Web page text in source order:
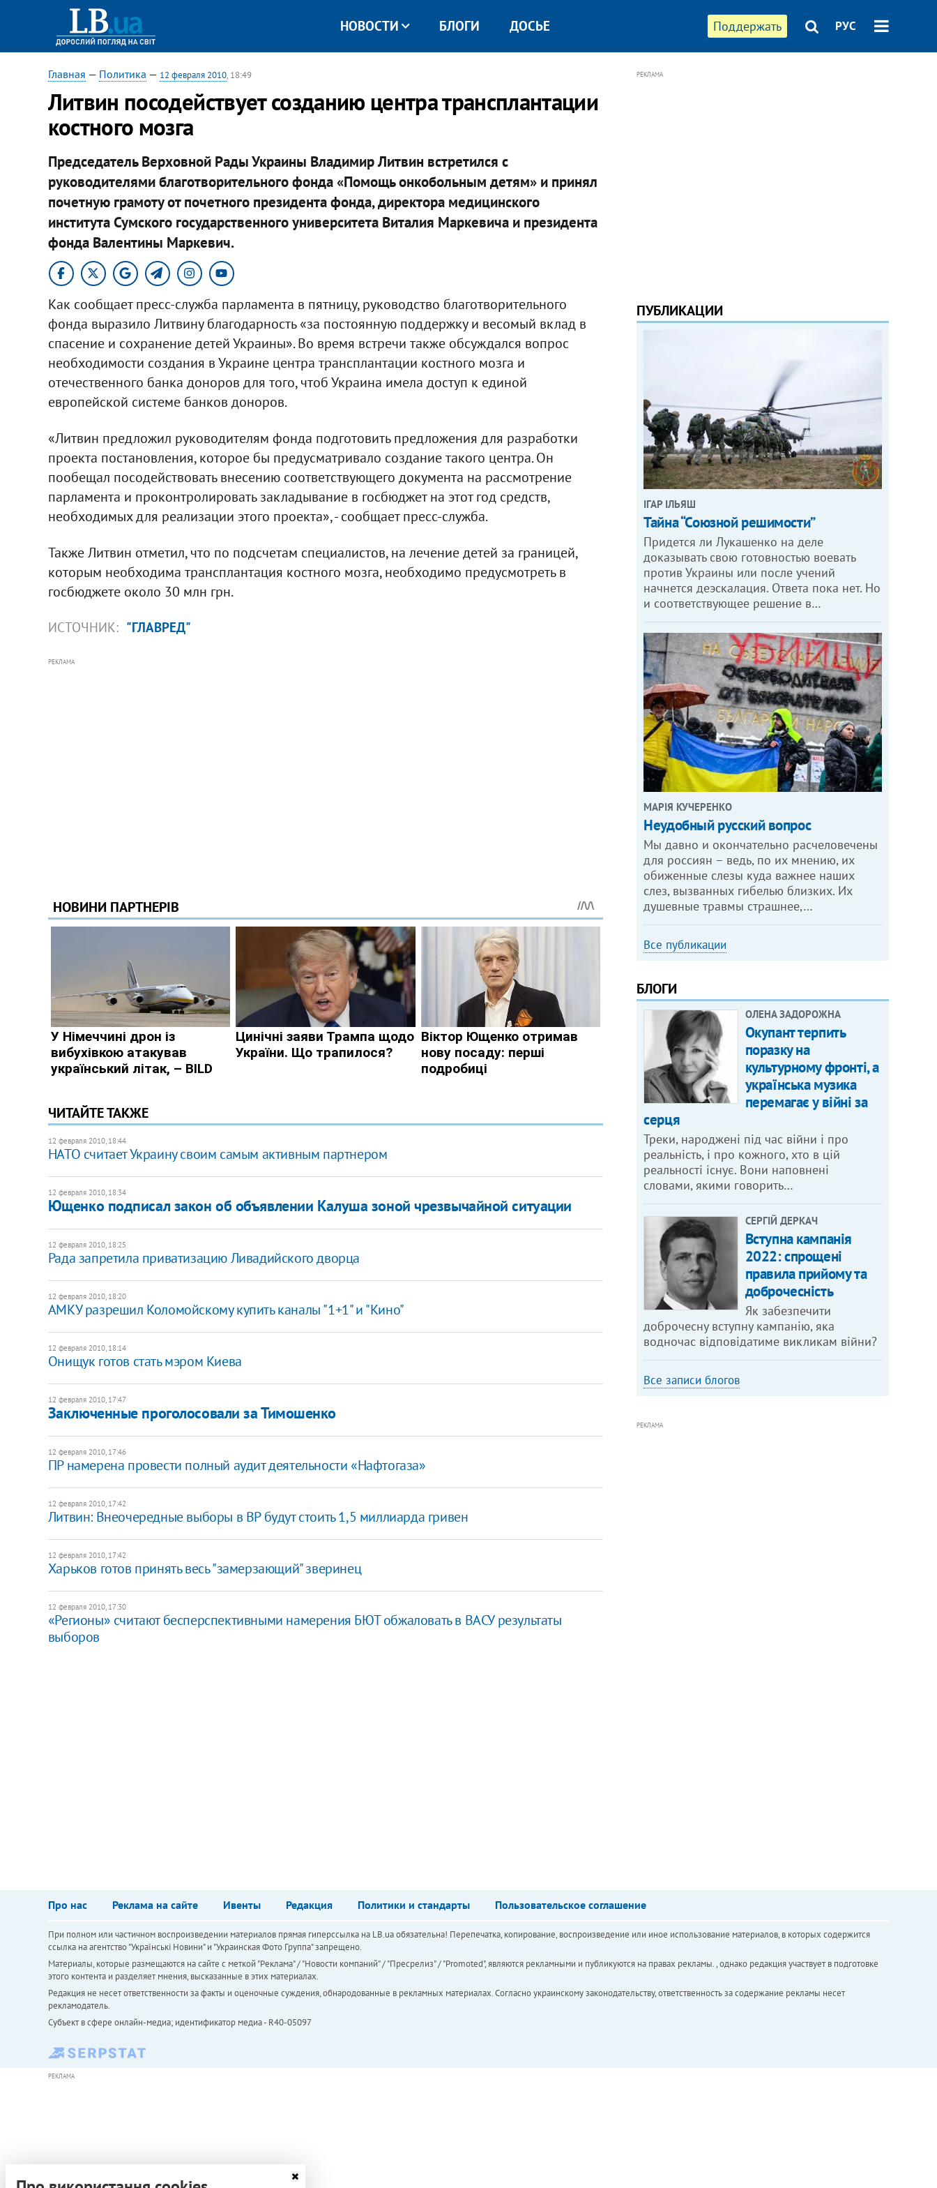
Поддержать РУС
НОВОСТИ БЛОГИ ДОСЬЕ
Главная — Политика — 12 февраля 2010, 18:49
Литвин посодействует созданию центра трансплантации
костного мозга
Председатель Верховной Рады Украины Владимир Литвин встретился с
руководителями благотворительного фонда «Помощь онкобольным детям» и принял
почетную грамоту от почетного президента фонда, директора медицинского
института Сумского государственного университета Виталия Маркевича и президента
фонда Валентины Маркевич.
Как сообщает пресс-служба парламента в пятницу, руководство благотворительного
фонда выразило Литвину благодарность «за постоянную поддержку и весомый вклад в
спасение и сохранение детей Украины». Во время встречи также обсуждался вопрос
необходимости создания в Украине центра трансплантации костного мозга и
отечественного банка доноров для того, чтоб Украина имела доступ к единой
европейской системе банков доноров.
«Литвин предложил руководителям фонда подготовить предложения для разработки
проекта постановления, которое бы предусматривало создание такого центра. Он
пообещал посодействовать внесению соответствующего документа на рассмотрение
парламента и проконтролировать закладывание в госбюджет на этот год средств,
необходимых для реализации этого проекта», - сообщает пресс-служба.
Также Литвин отметил, что по подсчетам специалистов, на лечение детей за границей,
которым необходима трансплантация костного мозга, необходимо предусмотреть в
госбюджете около 30 млн грн.
ИСТОЧНИК: "ГЛАВРЕД"
РЕКЛАМА
ЧИТАЙТЕ ТАКЖЕ
12 февраля 2010, 18:44
НАТО считает Украину своим самым активным партнером
12 февраля 2010, 18:34
Ющенко подписал закон об объявлении Калуша зоной чрезвычайной ситуации
12 февраля 2010, 18:25
Рада запретила приватизацию Ливадийского дворца
12 февраля 2010, 18:20
АМКУ разрешил Коломойскому купить каналы "1+1" и "Кино"
12 февраля 2010, 18:14
Онищук готов стать мэром Киева
12 февраля 2010, 17:47
Заключенные проголосовали за Тимошенко
12 февраля 2010, 17:46
ПР намерена провести полный аудит деятельности «Нафтогаза»
12 февраля 2010, 17:42
Литвин: Внеочередные выборы в ВР будут стоить 1,5 миллиарда гривен
12 февраля 2010, 17:42
Харьков готов принять весь "замерзающий" зверинец
12 февраля 2010, 17:30
«Регионы» считают бесперспективными намерения БЮТ обжаловать в ВАСУ результаты
выборов
РЕКЛАМА
ПУБЛИКАЦИИ
ІГАР ІЛЬЯШ
Тайна “Союзной решимости”
Придется ли Лукашенко на деле
доказывать свою готовностью воевать
против Украины или после учений
начнется деэскалация. Ответа пока нет. Но
и соответствующее решение в…
МАРІЯ КУЧЕРЕНКО
​Неудобный русский вопрос
Мы давно и окончательно расчеловечены
для россиян – ведь, по их мнению, их
обиженные слезы куда важнее наших
слез, вызванных гибелью близких. Их
душевные травмы страшнее,…
Все публикации
БЛОГИ
ОЛЕНА ЗАДОРОЖНА
Окупант терпить
поразку на
культурному фронті, а
українська музика
перемагає у війні за
серця
Треки, народжені під час війни і про
реальність, і про кожного, хто в цій
реальності існує. Вони наповнені
словами, якими говорить…
СЕРГІЙ ДЕРКАЧ
Вступна кампанія
2022: спрощені
правила прийому та
доброчесність
Як забезпечити
доброчесну вступну кампанію, яка
водночас відповідатиме викликам війни?
Все записи блогов
РЕКЛАМА
Про нас Реклама на сайте Ивенты Редакция Политики и стандарты Пользовательское соглашение
При полном или частичном воспроизведении материалов прямая гиперссылка на LB.ua обязательна! Перепечатка, копирование, воспроизведение или иное использование материалов, в которых содержится
ссылка на агентство "Українськi Новини" и "Украинская Фото Группа" запрещено.
Материалы, которые размещаются на сайте с меткой "Реклама" / "Новости компаний" / "Пресрелиз" / "Promoted", являются рекламными и публикуются на правах рекламы. , однако редакция участвует в подготовке
этого контента и разделяет мнения, высказанные в этих материалах.
Редакция не несет ответственности за факты и оценочные суждения, обнародованные в рекламных материалах. Согласно украинскому законодательству, ответственность за содержание рекламы несет
рекламодатель.
Субъект в сфере онлайн-медиа; идентификатор медиа - R40-05097
РЕКЛАМА